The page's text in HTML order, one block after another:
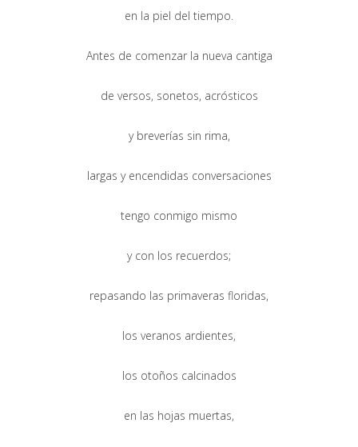
en la piel del tiempo.
Antes de comenzar la nueva cantiga
de versos, sonetos, acrósticos
y breverías sin rima,
largas y encendidas conversaciones
tengo conmigo mismo
y con los recuerdos;
repasando las primaveras floridas,
los veranos ardientes,
los otoños calcinados
en las hojas muertas,